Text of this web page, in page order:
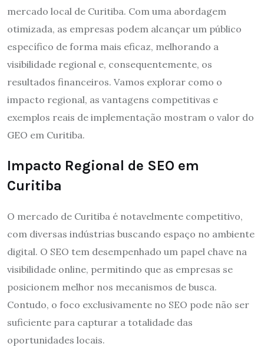
mercado local de Curitiba. Com uma abordagem
otimizada, as empresas podem alcançar um público
específico de forma mais eficaz, melhorando a
visibilidade regional e, consequentemente, os
resultados financeiros. Vamos explorar como o
impacto regional, as vantagens competitivas e
exemplos reais de implementação mostram o valor do
GEO em Curitiba.
Impacto Regional de SEO em
Curitiba
O mercado de Curitiba é notavelmente competitivo,
com diversas indústrias buscando espaço no ambiente
digital. O SEO tem desempenhado um papel chave na
visibilidade online, permitindo que as empresas se
posicionem melhor nos mecanismos de busca.
Contudo, o foco exclusivamente no SEO pode não ser
suficiente para capturar a totalidade das
oportunidades locais.